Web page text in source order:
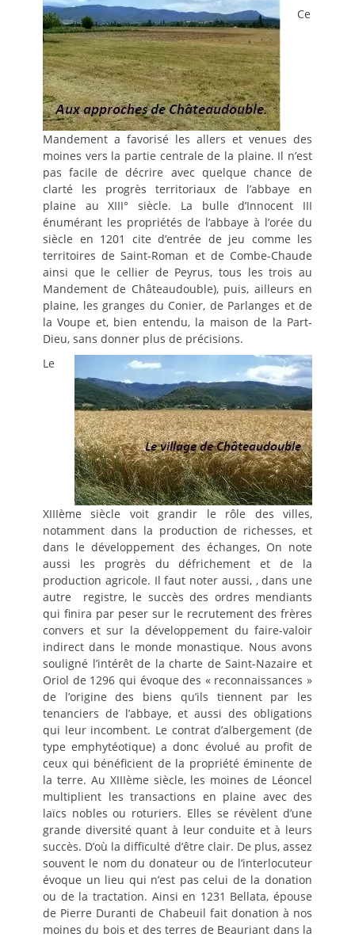
Ce
Mandement a favorisé les allers et venues des
moines vers la partie centrale de la plaine. Il n’est
pas facile de décrire avec quelque chance de
clarté les progrès territoriaux de l’abbaye en
plaine au XIII° siècle. La bulle d’Innocent III
énumérant les propriétés de l’abbaye à l’orée du
siècle en 1201 cite d’entrée de jeu comme les
territoires de Saint-Roman et de Combe-Chaude
ainsi que le cellier de Peyrus, tous les trois au
Mandement de Châteaudouble), puis, ailleurs en
plaine, les granges du Conier, de Parlanges et de
la Voupe et, bien entendu, la maison de la Part-
Dieu, sans donner plus de précisions.
Le
XIIIème siècle voit grandir le rôle des villes,
notamment dans la production de richesses, et
dans le développement des échanges, On note
aussi les progrès du défrichement et de la
production agricole. Il faut noter aussi, , dans une
autre registre, le succès des ordres mendiants
qui finira par peser sur le recrutement des frères
convers et sur la développement du faire-valoir
indirect dans le monde monastique. Nous avons
souligné l’intérêt de la charte de Saint-Nazaire et
Oriol de 1296 qui évoque des « reconnaissances »
de l’origine des biens qu’ils tiennent par les
tenanciers de l’abbaye, et aussi des obligations
qui leur incombent. Le contrat d’albergement (de
type emphytéotique) a donc évolué au profit de
ceux qui bénéficient de la propriété éminente de
la terre. Au XIIIème siècle, les moines de Léoncel
multiplient les transactions en plaine avec des
laïcs nobles ou roturiers. Elles se révèlent d’une
grande diversité quant à leur conduite et à leurs
succès. D’où la difficulté d’être clair. De plus, assez
souvent le nom du donateur ou de l’interlocuteur
évoque un lieu qui n’est pas celui de la donation
ou de la tractation. Ainsi en 1231 Bellata, épouse
de Pierre Duranti de Chabeuil fait donation à nos
moines du bois et des terres de Beauriant dans la